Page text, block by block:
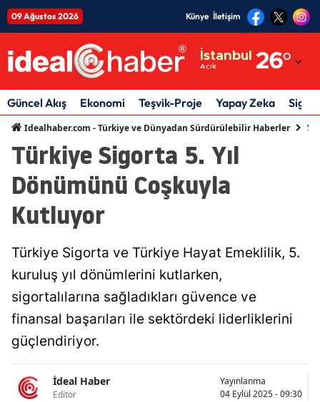
09 Ağustos 2026 Künye İletişim
İstanbul
Açık 26°
Adıyaman
Afyonkarahisar
Ağrı
Amasya
Ankara
Artvin
Aydın
Balıkesir
Bingöl
Bitlis
Güncel Akış Ekonomi Teşvik-Proje Yapay Zeka
Idealhaber.com - Türkiye ve Dünyadan Sürdürülebilir Haberler
Türkiye Sigorta 5. Yıl
Dönümünü Coşkuyla
Kutluyor
Türkiye Sigorta ve Türkiye Hayat Emeklilik, 5.
kuruluş yıl dönümlerini kutlarken,
sigortalılarına sağladıkları güvence ve
finansal başarıları ile sektördeki liderliklerini
güçlendiriyor.
İdeal Haber
Editör
Yayınlanma
04 Eylül 2025 - 09:30